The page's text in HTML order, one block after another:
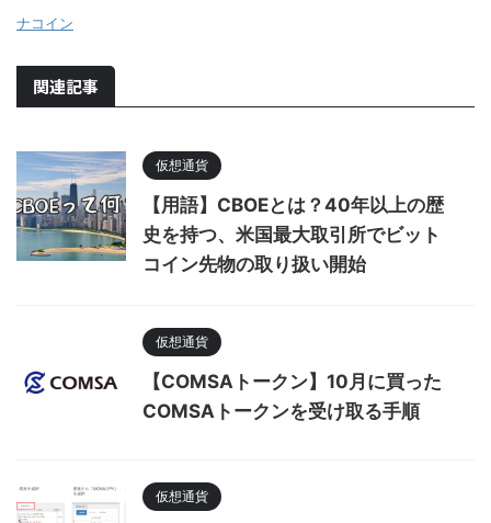
ナコイン
関連記事
仮想通貨
【用語】CBOEとは？40年以上の歴
史を持つ、米国最大取引所でビット
コイン先物の取り扱い開始
仮想通貨
【COMSAトークン】10月に買った
COMSAトークンを受け取る手順
仮想通貨